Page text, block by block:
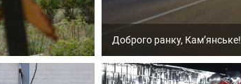
Доброго ранку, Кам’янське!